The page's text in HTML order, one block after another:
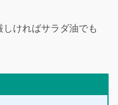
ければサラダ油でも